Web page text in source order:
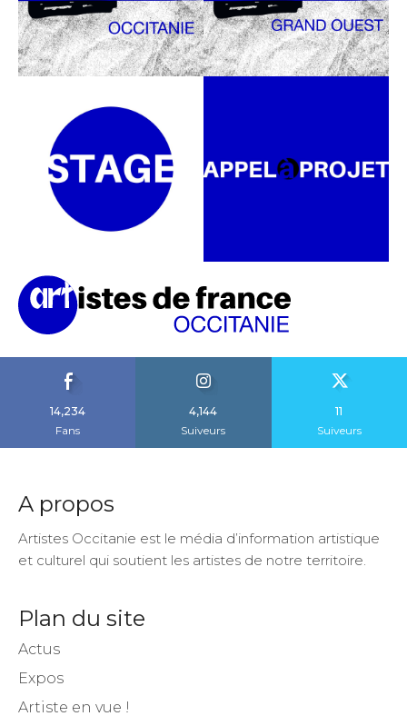
14,234
Fans
4,144
Suiveurs
11
Suiveurs
A propos
Artistes Occitanie est le média d’information artistique
et culturel qui soutient les artistes de notre territoire.
Plan du site
Actus
Expos
Artiste en vue !